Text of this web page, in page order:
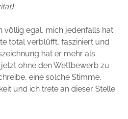
völlig egal, mich jedenfalls hat
total verblüfft, fasziniert und
hat er mehr als
ohne den Wettbewerb zu
eine solche Stimme,
und ich trete an dieser Stelle